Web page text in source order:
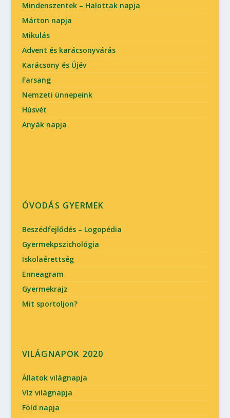
Mindenszentek – Halottak napja
Márton napja
Mikulás
Advent és karácsonyvárás
Karácsony és Újév
Farsang
Nemzeti ünnepeink
Húsvét
Anyák napja
ÓVODÁS GYERMEK
Beszédfejlődés – Logopédia
Gyermekpszichológia
Iskolaérettség
Enneagram
Gyermekrajz
Mit sportoljon?
VILÁGNAPOK 2020
Állatok világnapja
Víz világnapja
Föld napja